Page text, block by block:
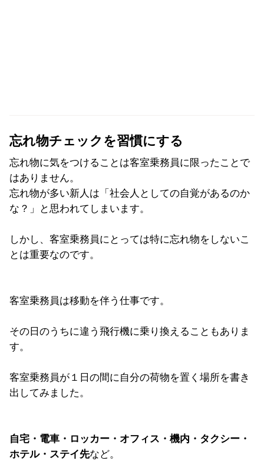
忘れ物チェックを習慣にする
忘れ物に気をつけることは客室乗務員に限ったことで
はありません。
忘れ物が多い新人は「社会人としての自覚があるのか
な？」と思われてしまいます。
しかし、客室乗務員にとっては特に忘れ物をしないこ
とは重要なのです。
客室乗務員は移動を伴う仕事です。
その日のうちに違う飛行機に乗り換えることもありま
す。
客室乗務員が１日の間に自分の荷物を置く場所を書き
出してみました。
自宅・電車・ロッカー・オフィス・機内・タクシー・
ホテル・ステイ先など。